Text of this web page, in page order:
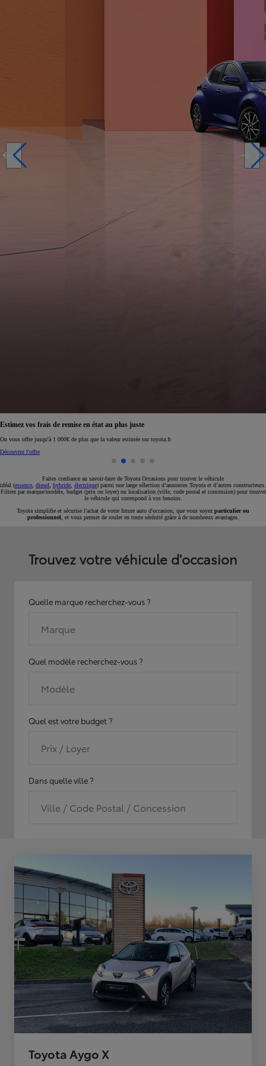
Réservez en ligne votre occasion pour 1€ seulement
Réservez en ligne
Faites confiance au savoir-faire de Toyota Occasions pour trouver le véhicule
idéal (essence diesel hybride électrique) parmi une large sélection d’annonces Toyota et d’autres constructeurs.
Filtrez par marque/modèle, budget (prix ou loyer) ou localisation (ville, code postal et concession) pour trouver
le véhicule qui correspond à vos besoins.
Toyota simplifie et sécurise l'achat de votre future auto d'occasion, que vous soyez particulier ou
professionnel , et vous permet de rouler en toute sérénité grâce à de nombreux avantages.
Trouvez votre véhicule d'occasion
Quelle marque recherchez-vous ?
Marque
Quel modèle recherchez-vous ?
Modèle
Quel est votre budget ?
Prix / Loyer
Dans quelle ville ?
Ville / Code Postal / Concession
Toyota Aygo X